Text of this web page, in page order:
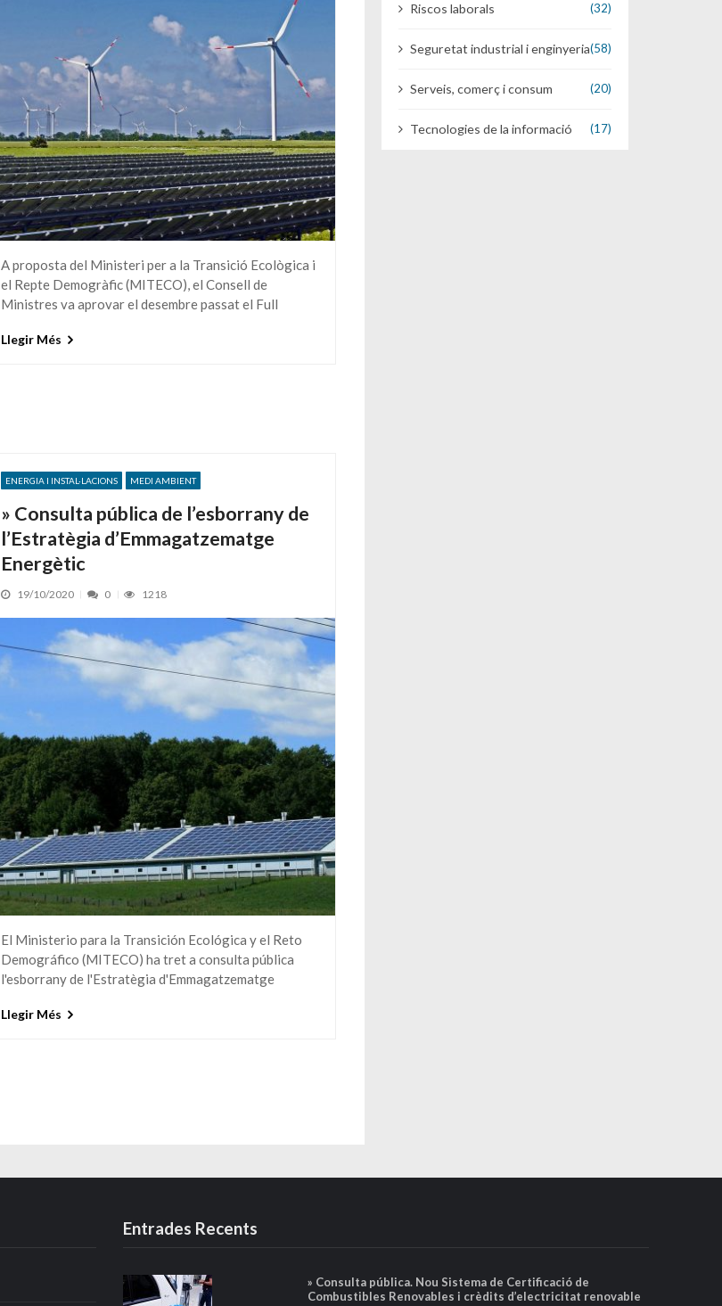
A proposta del Ministeri per a la Transició Ecològica i
el Repte Demogràfic (MITECO), el Consell de
Ministres va aprovar el desembre passat el Full
Llegir Més
ENERGIA I INSTAL·LACIONS MEDI AMBIENT
» Consulta pública de l’esborrany de
l’Estratègia d’Emmagatzematge
Energètic
19/10/2020 0 1218
El Ministerio para la Transición Ecológica y el Reto
Demográfico (MITECO) ha tret a consulta pública
l'esborrany de l'Estratègia d'Emmagatzematge
Llegir Més
Riscos laborals (32)
Seguretat industrial i enginyeria(58)
Serveis, comerç i consum (20)
Tecnologies de la informació (17)
Entrades Recents
» Consulta pública. Nou Sistema de Certificació de
Combustibles Renovables i crèdits d’electricitat renovable